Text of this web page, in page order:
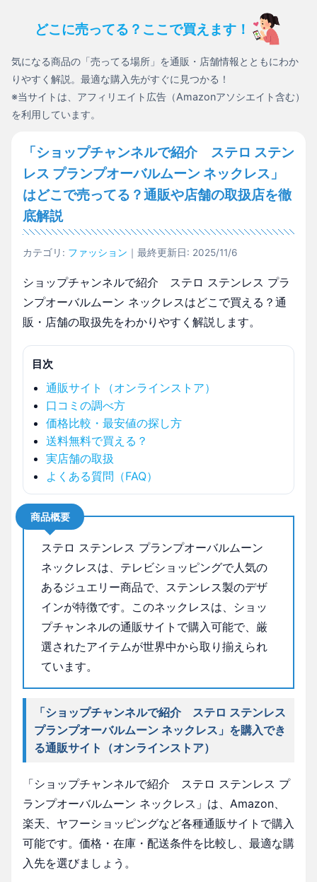
どこに売ってる？ここで買えます！
気になる商品の「売ってる場所」を通販・店舗情報とともにわか
りやすく解説。最適な購入先がすぐに見つかる！
※当サイトは、アフィリエイト広告（Amazonアソシエイト含む）
を利用しています。
「ショップチャンネルで紹介 ステロ ステン
レス プランプオーバルムーン ネックレス」
はどこで売ってる？通販や店舗の取扱店を徹
底解説
カテゴリ: ファッション ｜最終更新日: 2025/11/6
ショップチャンネルで紹介 ステロ ステンレス プラ
ンプオーバルムーン ネックレスはどこで買える？通
販・店舗の取扱先をわかりやすく解説します。
目次
通販サイト（オンラインストア）
口コミの調べ方
価格比較・最安値の探し方
送料無料で買える？
実店舗の取扱
よくある質問（FAQ）
商品概要
ステロ ステンレス プランプオーバルムーン
ネックレスは、テレビショッピングで人気の
あるジュエリー商品で、ステンレス製のデザ
インが特徴です。このネックレスは、ショッ
プチャンネルの通販サイトで購入可能で、厳
選されたアイテムが世界中から取り揃えられ
ています。
「ショップチャンネルで紹介 ステロ ステンレス
プランプオーバルムーン ネックレス」を購入でき
る通販サイト（オンラインストア）
「ショップチャンネルで紹介 ステロ ステンレス プ
ランプオーバルムーン ネックレス」は、Amazon、
楽天、ヤフーショッピングなど各種通販サイトで購入
可能です。価格・在庫・配送条件を比較し、最適な購
入先を選びましょう。